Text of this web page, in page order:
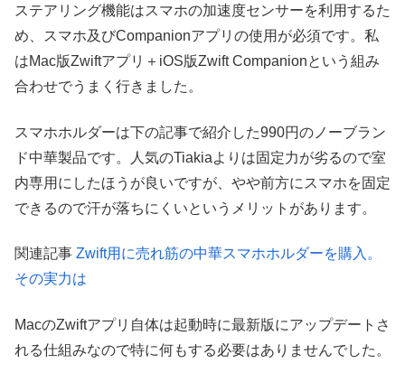
ステアリング機能はスマホの加速度センサーを利用するた
め、スマホ及びCompanionアプリの使用が必須です。私
はMac版Zwiftアプリ＋iOS版Zwift Companionという組み
合わせでうまく行きました。
スマホホルダーは下の記事で紹介した990円のノーブラン
ド中華製品です。人気のTiakiaよりは固定力が劣るので室
内専用にしたほうが良いですが、やや前方にスマホを固定
できるので汗が落ちにくいというメリットがあります。
関連記事 Zwift用に売れ筋の中華スマホホルダーを購入。
その実力は
MacのZwiftアプリ自体は起動時に最新版にアップデートさ
れる仕組みなので特に何もする必要はありませんでした。